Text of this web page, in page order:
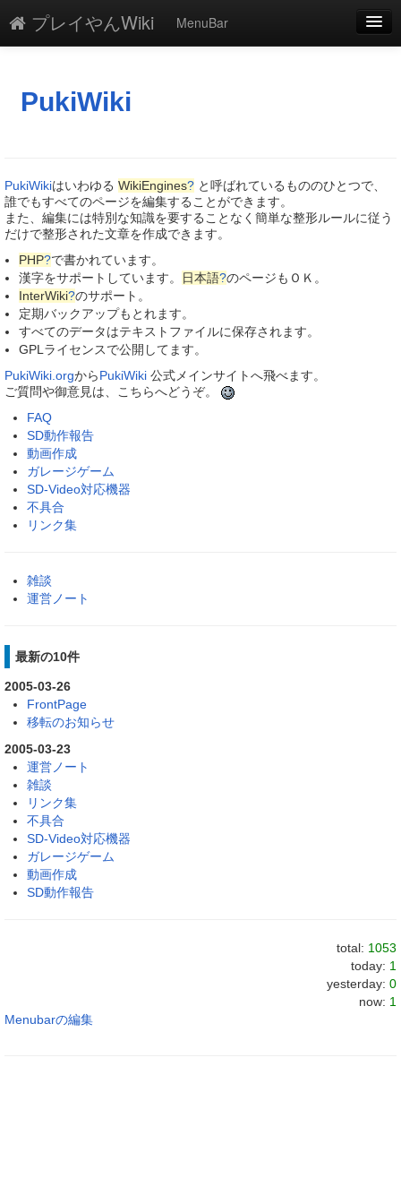
プレイやんWiki
MenuBar
添付
最終更新
一覧
単語検索
PukiWiki
PukiWikiはいわゆる WikiEngines? と呼ばれているもののひとつで、
誰でもすべてのページを編集することができます。
また、編集には特別な知識を要することなく簡単な整形ルールに従う
だけで整形された文章を作成できます。
PHP?で書かれています。
漢字をサポートしています。
日本語?のページもＯＫ。
InterWiki?のサポート。
定期バックアップもとれます。
すべてのデータはテキストファイルに保存されます。
GPLライセンスで公開してます。
PukiWiki.orgからPukiWiki 公式メインサイトへ飛べます。
ご質問や御意見は、こちらへどうぞ。
FAQ
SD動作報告
動画作成
ガレージゲーム
SD-Video対応機器
不具合
リンク集
雑談
運営ノート
最新の10件
2005-03-26
FrontPage
移転のお知らせ
2005-03-23
運営ノート
雑談
リンク集
不具合
SD-Video対応機器
ガレージゲーム
動画作成
SD動作報告
total: 1053
today: 1
yesterday: 0
now: 1
Menubarの編集